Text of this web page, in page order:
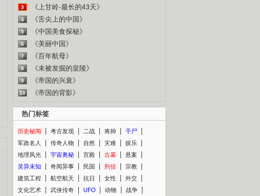
3 《上甘岭-最长的43天》
4 《舌尖上的中国》
5 《中国美食探秘》
6 《美丽中国》
7 《百年航母》
8 《未被发掘的皇陵》
9 《帝国的兴衰》
10 《帝国的背影》
热门标签
历史秘闻 考古发现 二战 将帅
干尸
军政名人
传奇人物 自然 灾难
娱乐
地理风光
宇宙奥秘 宫殿 古墓
悬案
灵异未知
奇闻异事 民国 刑侦
宗教
建筑工程
航空航天 抗日 女性
外交
文化艺术
武侠传奇 UFO 动物
战争